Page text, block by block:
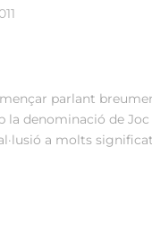
parlant
la denominació de
a molts